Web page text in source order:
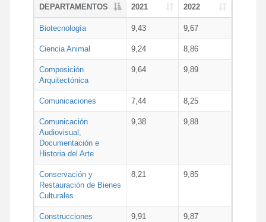
DEPARTAMENTOS 2021 2022
Biotecnología 9,43 9,67
Ciencia Animal 9,24 8,86
Composición
Arquitectónica
9,64 9,89
Comunicaciones 7,44 8,25
Comunicación
Audiovisual,
Documentación e
Historia del Arte
9,38 9,88
Conservación y
Restauración de Bienes
Culturales
8,21 9,85
Construcciones
9,91 9,87